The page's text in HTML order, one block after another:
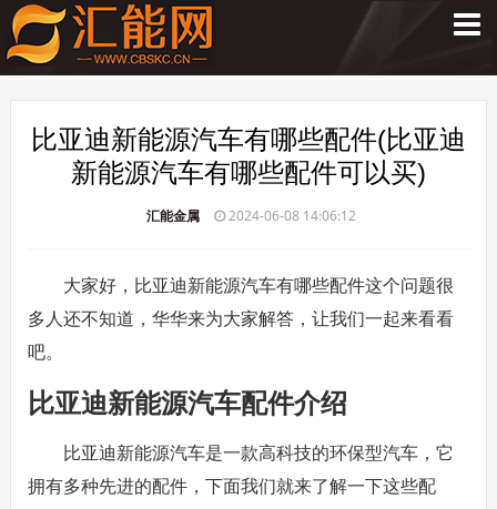
比亚迪新能源汽车有哪些配件(比亚迪
新能源汽车有哪些配件可以买)
汇能金属 2024-06-08 14:06:12
大家好，比亚迪新能源汽车有哪些配件这个问题很
多人还不知道，华华来为大家解答，让我们一起来看看
吧。
比亚迪新能源汽车配件介绍
比亚迪新能源汽车是一款高科技的环保型汽车，它
拥有多种先进的配件，下面我们就来了解一下这些配